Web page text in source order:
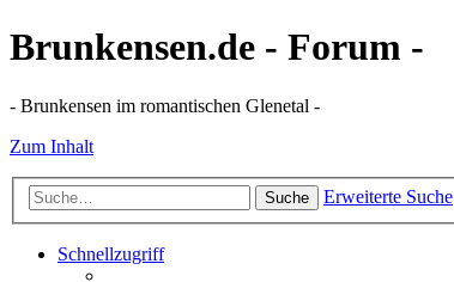
Brunkensen.de - Forum -
- Brunkensen im romantischen Glenetal -
Zum Inhalt
Suche Erweiterte Suche
Schnellzugriff